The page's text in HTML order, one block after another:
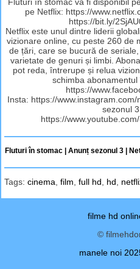
pe Netflix: https://
https://bit.ly/
Netflix este unul dintre liderii
vizionare online, cu peste 260 de
de țări, care se bucură de
varietate de genuri și limbi.
pot reda, întrerupe și relua
schimba
https://
Insta: https://
sezonul
https://
Fluturi în stomac | Anunț sezonul 3 |
Tags: cinema film full hd hd
filme hd
©
manele noi